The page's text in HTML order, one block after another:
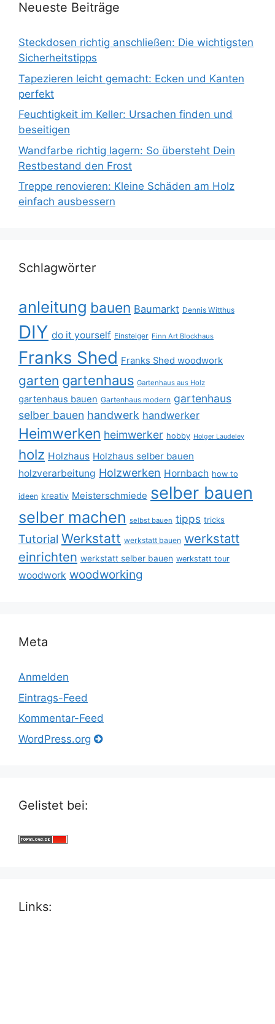
Neueste Beiträge
Steckdosen richtig anschließen: Die wichtigsten
Sicherheitstipps
Tapezieren leicht gemacht: Ecken und Kanten
perfekt
Feuchtigkeit im Keller: Ursachen finden und
beseitigen
Wandfarbe richtig lagern: So übersteht Dein
Restbestand den Frost
Treppe renovieren: Kleine Schäden am Holz
einfach ausbessern
Schlagwörter
anleitung bauen Baumarkt Dennis Witthus
DIY do it yourself Einsteiger Finn Art Blockhaus
Franks Shed Franks Shed woodwork
garten gartenhaus Gartenhaus aus Holz
gartenhaus bauen Gartenhaus modern gartenhaus
selber bauen handwerk handwerker
Heimwerken heimwerker hobby Holger Laudeley
holz Holzhaus Holzhaus selber bauen
holzverarbeitung Holzwerken Hornbach how to
ideen kreativ Meisterschmiede selber bauen
selber machen selbst bauen tipps tricks
Tutorial Werkstatt werkstatt bauen werkstatt
einrichten werkstatt selber bauen werkstatt tour
woodwork woodworking
Meta
Anmelden
Eintrags-Feed
Kommentar-Feed
WordPress.org
Gelistet bei:
Links: